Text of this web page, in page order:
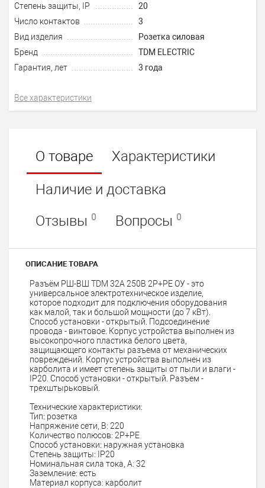
Степень защиты, IP
20
Число контактов
3
Вид изделия
Розетка силовая
Бренд
TDM ELECTRIC
Гарантия, лет
3 года
Все характеристики
О товаре
Характеристики
Наличие и доставка
Отзывы 0 Вопросы 0
ОПИСАНИЕ ТОВАРА
Разъём РШ-ВШ TDM 32А 250В 2Р+РЕ ОУ - это
универсальное электротехническое изделие,
которое подходит для подключения оборудования
как малой, так и большой мощности (до 7 кВт).
Способ установки - открытый. Подсоединение
провода - винтовое. Корпус устройства выполнен из
высокопрочного пластика белого цвета,
защищающего контакты разъема от механических
повреждений. Корпус устройства выполнен из
карболита и имеет степень защиты от пыли и влаги -
IP20. Способ установки - открытый. Разъем -
трехштырьковый.
Технические характеристики:
Тип: розетка
Напряжение сети, В: 220
Количество полюсов: 2Р+РЕ
Способ установки: наружная установка
Степень защиты: IP20
Номинальная сила тока, А: 32
Заземление: есть
Материал корпуса: карболит